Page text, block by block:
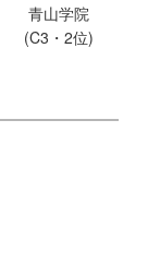
青山学院
(C3・2位)